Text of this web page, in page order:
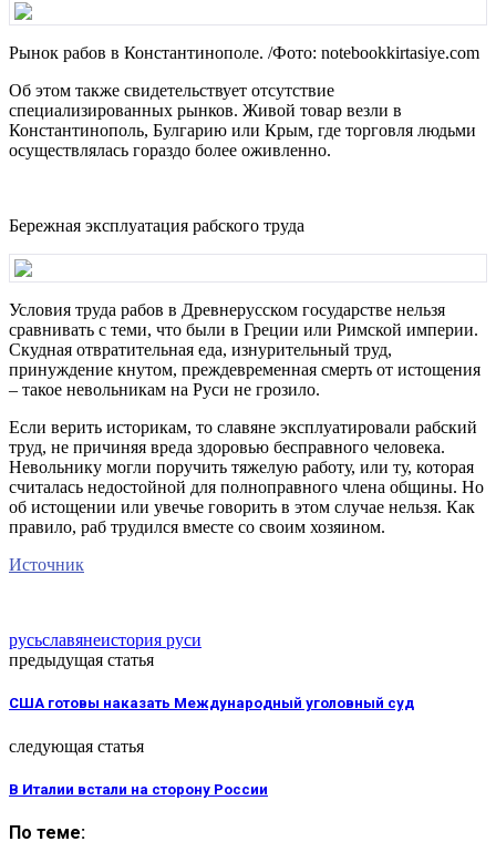
Рынок рабов в Константинополе. /Фото: notebookkirtasiye.com
Об этом также свидетельствует отсутствие
специализированных рынков. Живой товар везли в
Константинополь, Булгарию или Крым, где торговля людьми
осуществлялась гораздо более оживленно.
Бережная эксплуатация рабского труда
Условия труда рабов в Древнерусском государстве нельзя
сравнивать с теми, что были в Греции или Римской империи.
Скудная отвратительная еда, изнурительный труд,
принуждение кнутом, преждевременная смерть от истощения
– такое невольникам на Руси не грозило.
Если верить историкам, то славяне эксплуатировали рабский
труд, не причиняя вреда здоровью бесправного человека.
Невольнику могли поручить тяжелую работу, или ту, которая
считалась недостойной для полноправного члена общины. Но
об истощении или увечье говорить в этом случае нельзя. Как
правило, раб трудился вместе со своим хозяином.
Источник
русьславянеистория руси
предыдущая статья
США готовы наказать Международный уголовный суд
следующая статья
В Италии встали на сторону России
По теме: